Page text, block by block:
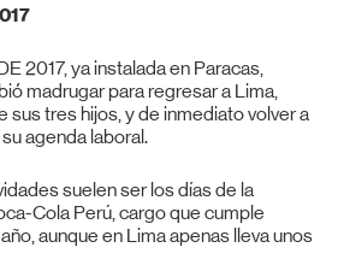
2017, ya instalada en Paracas,
madrugar para regresar a Lima,
sus tres hijos, y de inmediato volver a
agenda laboral.
suelen ser los días de la
Cola Perú, cargo que cumple
aunque en Lima apenas lleva unos